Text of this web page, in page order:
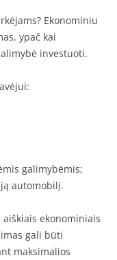
Ekonominiu
ypač kai
investuoti.
galimybėmis;
automobilį.
ekonominiais
gali būti
maksimalios